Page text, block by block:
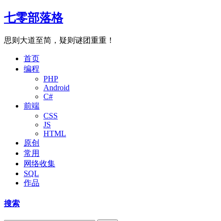
七零部落格
思则大道至简，疑则谜团重重！
首页
编程
PHP
Android
C#
前端
CSS
JS
HTML
原创
常用
网络收集
SQL
作品
搜索